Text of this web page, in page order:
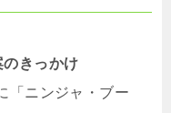
きっかけ
「ニンジャ・ブー